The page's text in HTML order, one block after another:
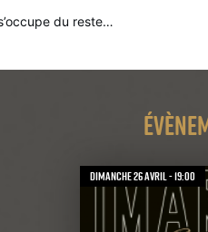
du reste…
dimanche 26 avril - 19:00